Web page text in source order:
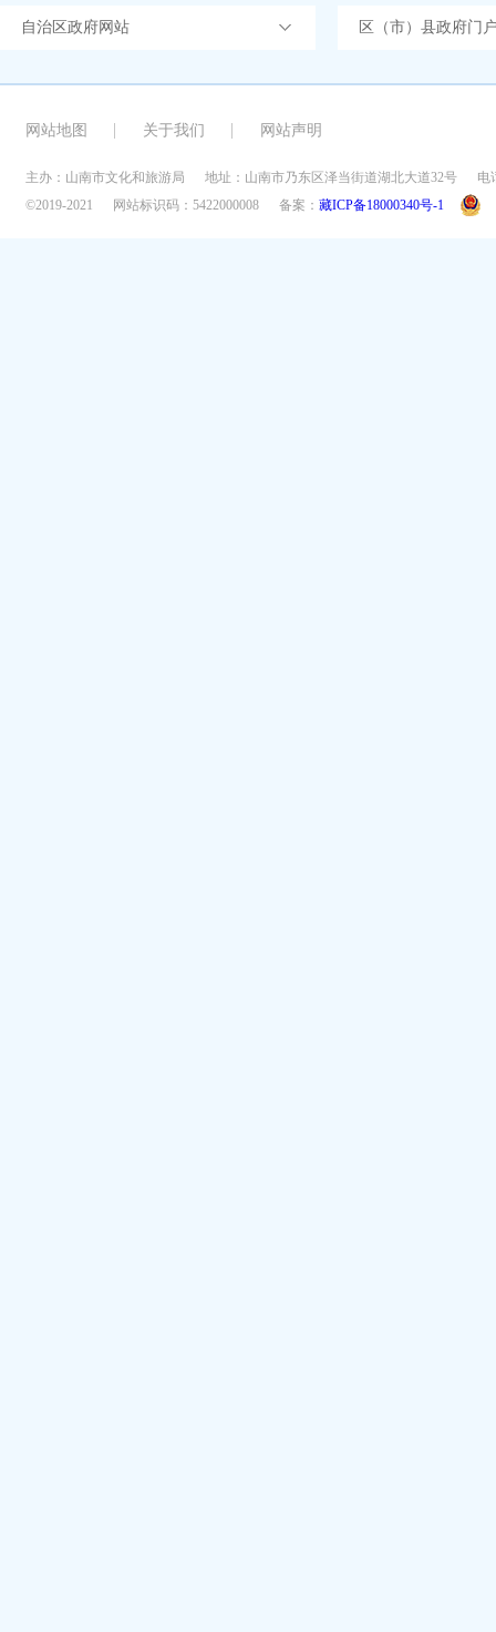
自治区政府网站 区（市）县政府门
网站地图 关于我们 网站声明
主办：山南市文化和旅游局 地址：山南市乃东区泽当街道湖北大道32号
电
©2019-2021
网站标识码：5422000008 备案： 藏ICP备18000340号-1